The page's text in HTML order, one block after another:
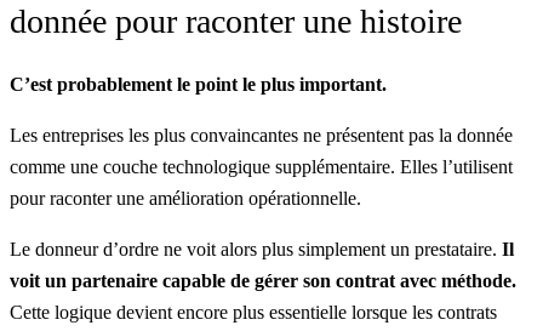
donnée pour raconter une histoire
C’est probablement le point le plus important.
Les entreprises les plus convaincantes ne présentent pas la donnée
comme une couche technologique supplémentaire. Elles l’utilisent
pour raconter une amélioration opérationnelle.
Le donneur d’ordre ne voit alors plus simplement un prestataire. Il
voit un partenaire capable de gérer son contrat avec méthode.
Cette logique devient encore plus essentielle lorsque les contrats